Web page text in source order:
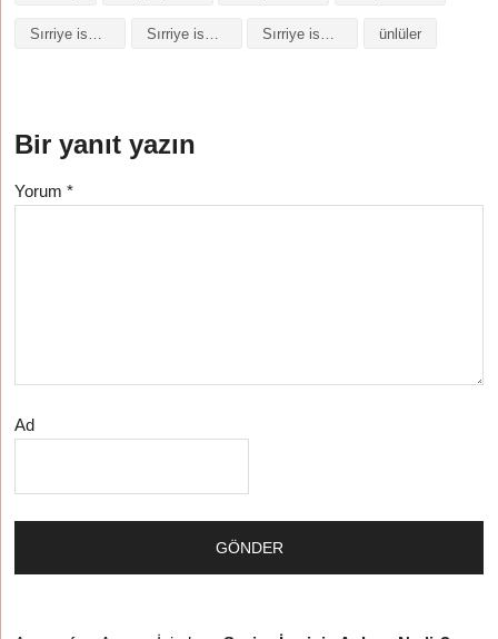
Sırriye isminin baş harfleriyle şiir Sırriye isminin kökeni Sırriye isminin numerolojisi ünlüler
Bir yanıt yazın
Yorum*
Ad